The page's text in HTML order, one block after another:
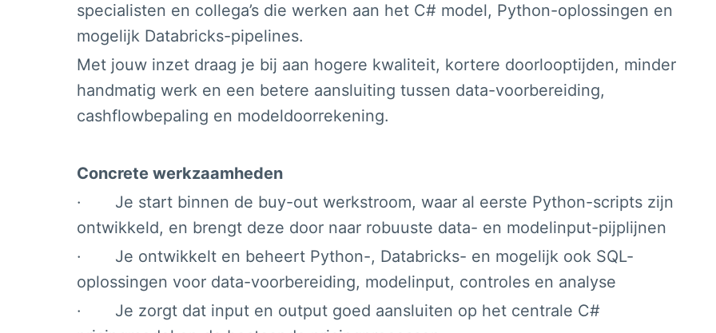
specialisten en collega’s die werken aan het C# model, Python-oplossingen en
mogelijk Databricks-pipelines.
Met jouw inzet draag je bij aan hogere kwaliteit, kortere doorlooptijden, minder
handmatig werk en een betere aansluiting tussen data-voorbereiding,
cashflowbepaling en modeldoorrekening.
Concrete werkzaamheden
· Je start binnen de buy-out werkstroom, waar al eerste Python-scripts zijn
ontwikkeld, en brengt deze door naar robuuste data- en modelinput-pijplijnen
· Je ontwikkelt en beheert Python-, Databricks- en mogelijk ook SQL-
oplossingen voor data-voorbereiding, modelinput, controles en analyse
· Je zorgt dat input en output goed aansluiten op het centrale C#